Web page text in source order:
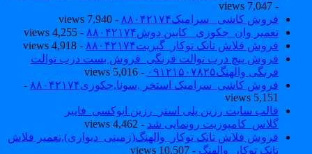
فروش کاشی _سرامیک۸۸۰۴۲۱۷۴
- 7,940 views
تعمیر وان_جکوزی_ کابین دوش۸۸۰۴۲۱۷۴
- 4,255 views
فروش فلاش تانک توکار_گبریت۸۸۰۴۲۱۷۴
- 4,918 views
فروش پیچ درب توالت فرنگی_فروش بست درب توالت
فرنگی والهنگ۰۹۱۲۱۵۰۷۸۲۵
- 5,016 views
فروش کاشی_سرامیک استخر ,سونا,جکوزی۸۸۰۴۲۱۷۴
-
5,151 views
قالب سایت رزین پلی استر_رزین اپوکسی_فایبر
گلاس_کامپوزیت رونمایی شد- 4,462 views
فروش فلاش تانک توکار_والهنگ(زمینی_دیواری),تعمیر فلاش
تانک توکار_والهنگ- 10,507 views